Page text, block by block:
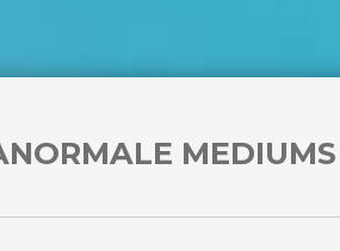
MEDIUMS